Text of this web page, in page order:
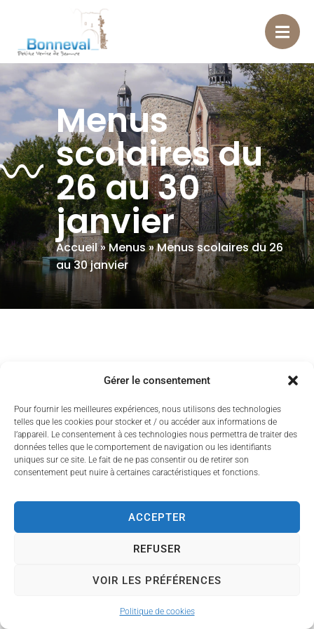
Gérer le consentement
Pour fournir les meilleures expériences, nous utilisons des technologies
telles que les cookies pour stocker et / ou accéder aux informations de
l’appareil. Le consentement à ces technologies nous permettra de traiter des
données telles que le comportement de navigation ou les identifiants
uniques sur ce site. Le fait de ne pas consentir ou de retirer son
consentement peut nuire à certaines caractéristiques et fonctions.
ACCEPTER
REFUSER
VOIR LES PRÉFÉRENCES
Politique de cookies
Menus
scolaires du
26 au 30
janvier
Accueil»Menus»Menus scolaires du 26
au 30 janvier
Contact Accessibilité Mentions légales Plan du site
Données personnelles Politique des cookies
© 2024 Bonneval - Propulsé par Utopia